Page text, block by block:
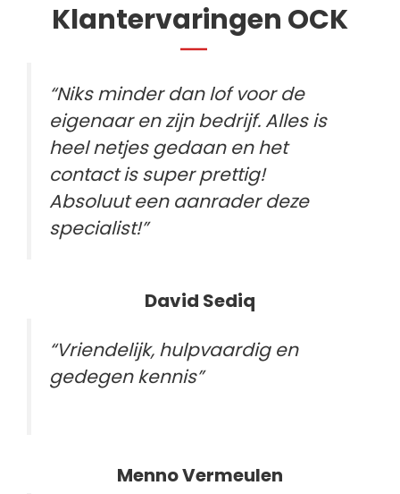
Klantervaringen OCK
“Niks minder dan lof voor de
eigenaar en zijn bedrijf. Alles is
heel netjes gedaan en het
contact is super prettig!
Absoluut een aanrader deze
specialist!”
David Sediq
“Vriendelijk, hulpvaardig en
gedegen kennis”
Menno Vermeulen